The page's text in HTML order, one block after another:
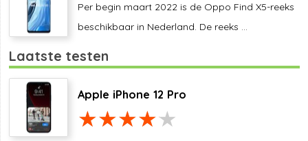
Per begin maart 2022 is de Oppo Find X5-reeks
beschikbaar in Nederland. De reeks ...
Laatste testen
Apple iPhone 12 Pro